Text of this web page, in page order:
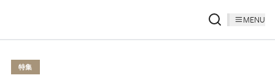
MENU
特集